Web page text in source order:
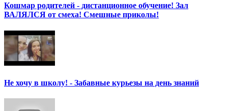
Кошмар родителей - дистанционное обучение! Зал
ВАЛЯЛСЯ от смеха! Смешные приколы!
Не хочу в школу! - Забавные курьезы на день знаний